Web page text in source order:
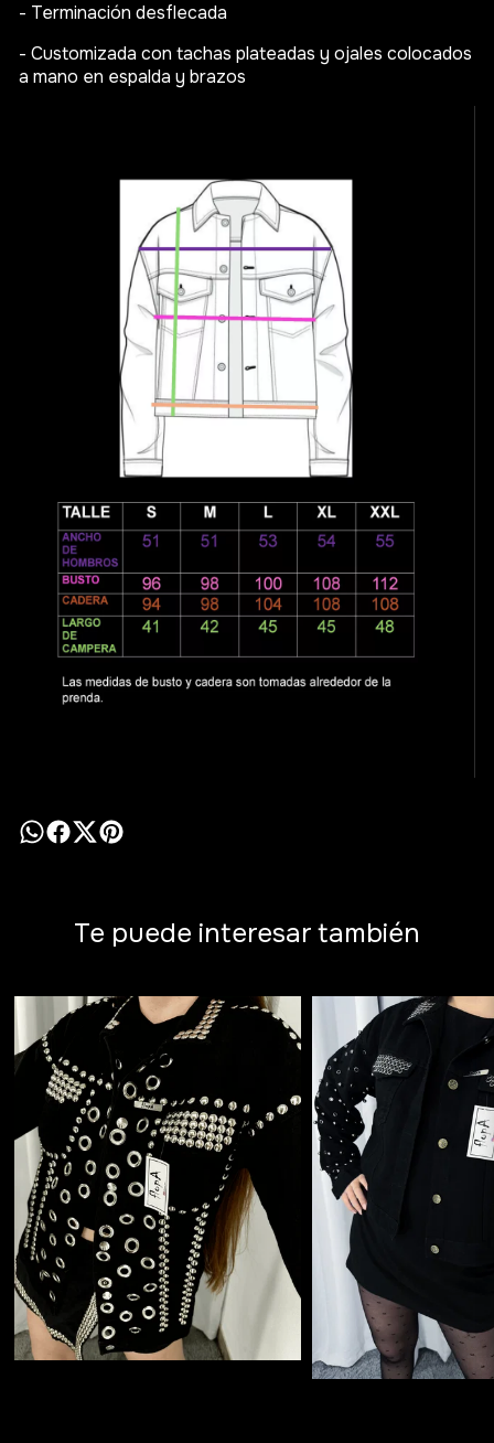
- Terminación desflecada
- Customizada con tachas plateadas y ojales colocados
a mano en espalda y brazos
Te puede interesar también